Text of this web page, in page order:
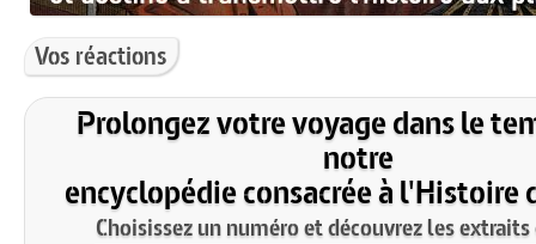
Vos réactions
Prolongez votre voyage dans le
notre
encyclopédie consacrée à l'Histoire
Choisissez un numéro et découvrez les